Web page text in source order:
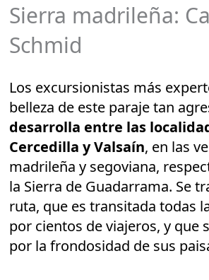
Sierra madrileña:
Schmid
Los excursionistas más
belleza de este paraje tan
desarrolla entre las
Cercedilla y Valsaín, en las
madrileña y segoviana,
la Sierra de Guadarrama. Se
ruta, que es transitada todas
por cientos de viajeros, y que
por la frondosidad de sus